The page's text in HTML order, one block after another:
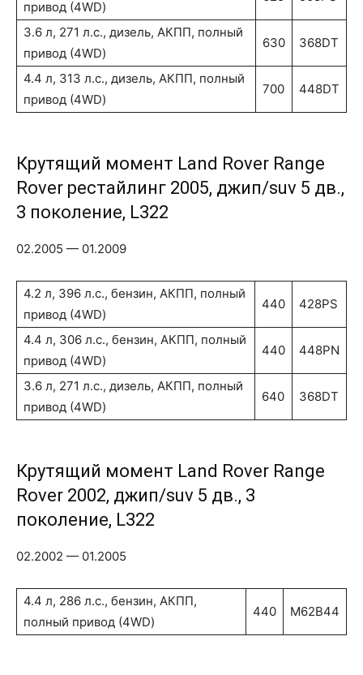
привод (4WD)
3.6 л, 271 л.с., дизель, АКПП, полный
привод (4WD)
630 368DT
4.4 л, 313 л.с., дизель, АКПП, полный
привод (4WD)
700 448DT
Крутящий момент Land Rover Range
Rover рестайлинг 2005, джип/suv 5 дв.,
3 поколение, L322
02.2005 — 01.2009
4.2 л, 396 л.с., бензин, АКПП, полный
привод (4WD)
440 428PS
4.4 л, 306 л.с., бензин, АКПП, полный
привод (4WD)
440 448PN
3.6 л, 271 л.с., дизель, АКПП, полный
привод (4WD)
640 368DT
Крутящий момент Land Rover Range
Rover 2002, джип/suv 5 дв., 3
поколение, L322
02.2002 — 01.2005
4.4 л, 286 л.с., бензин, АКПП,
полный привод (4WD)
440 M62B44